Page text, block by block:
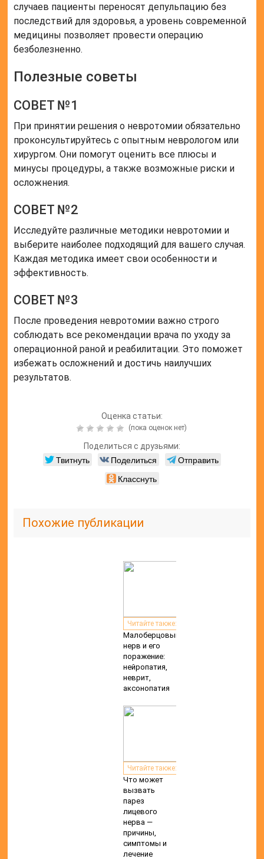
случаев пациенты переносят депульпацию без
последствий для здоровья, а уровень современной
медицины позволяет провести операцию
безболезненно.
Полезные советы
СОВЕТ №1
При принятии решения о невротомии обязательно
проконсультируйтесь с опытным неврологом или
хирургом. Они помогут оценить все плюсы и
минусы процедуры, а также возможные риски и
осложнения.
СОВЕТ №2
Исследуйте различные методики невротомии и
выберите наиболее подходящий для вашего случая.
Каждая методика имеет свои особенности и
эффективность.
СОВЕТ №3
После проведения невротомии важно строго
соблюдать все рекомендации врача по уходу за
операционной раной и реабилитации. Это поможет
избежать осложнений и достичь наилучших
результатов.
Оценка статьи:
(пока оценок нет)
Поделиться с друзьями:
Твитнуть Поделиться
Отправить
Класснуть
Похожие публикации
Читайте также:
Малоберцовый
нерв и его
поражение:
нейропатия,
неврит,
аксонопатия
Читайте также:
Что может
вызвать
парез
лицевого
нерва —
причины,
симптомы и
лечение